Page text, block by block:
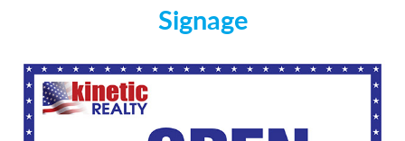
Signage